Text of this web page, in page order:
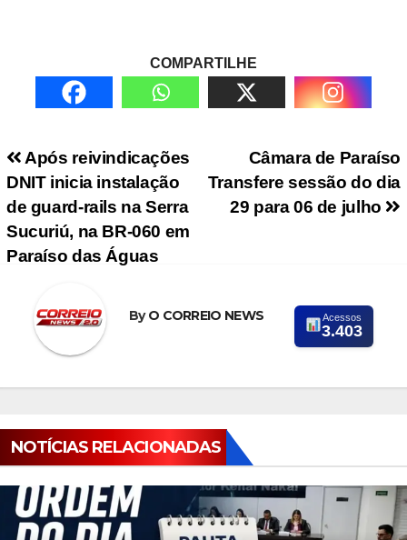
COMPARTILHE
Navegação de PostCâmara de Paraíso
Transfere sessão do dia
29 para 06 de julho
Após reivindicações
DNIT inicia instalação
de guard-rails na Serra
Sucuriú, na BR-060 em
Paraíso das Águas
ByO CORREIO NEWS Acessos
3.403
NOTÍCIAS RELACIONADAS